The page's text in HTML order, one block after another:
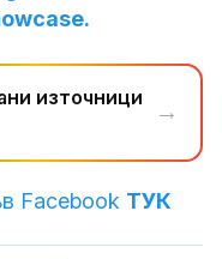
източници
→
Facebook ТУК